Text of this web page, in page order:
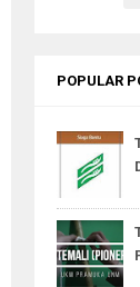
POPULAR